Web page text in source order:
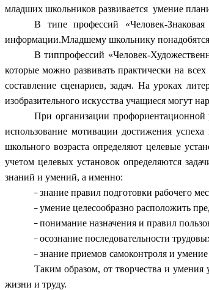
младших школьников развивается умение
В типе профессий «Человек-
информации.Младшему школьнику понадобятся
В типпрофессий «Человек-
которые можно развивать практически на
составление сценариев, задач. На уроках
изобразительного искусства учащиеся могут
При организации
использование мотивации достижения
школьного возраста определяют целевые
учетом целевых установок определяются
знаний и умений, а именно:
знание правил подготовки рабочего
умение целесообразно расположить
понимание назначения и правил
осознание последовательности
знание приемов самоконтроля и
Таким образом, от творчества и
жизни и труду.